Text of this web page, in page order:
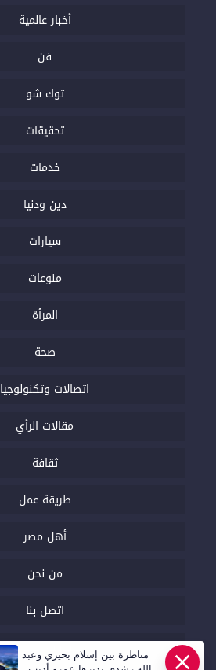
أخبار عالمية
فن
توك شو
تحقيقات
خدمات
دين ودنيا
سيارات
منوعات
المرأة
صحة
اتصالات وتكنولوجيا
مقالات الرأي
ثقافة
طريقة عمل
أهل مصر
من نحن
اتصل بنا
السياسة التحريرية
مناظرة بين إسلام بحيري وعبد